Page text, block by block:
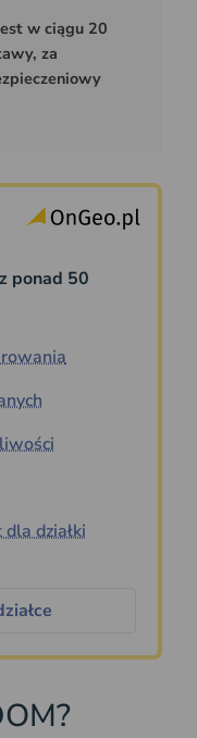
w ciągu 20
za
ponad 50
działki